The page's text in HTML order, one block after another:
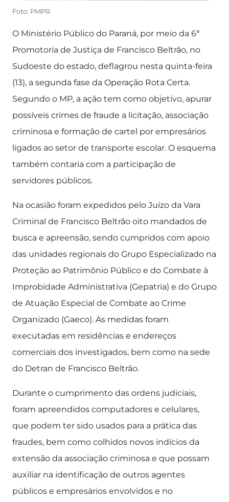
Foto: PMPR
O Ministério Público do Paraná, por meio da 6ª
Promotoria de Justiça de Francisco Beltrão, no
Sudoeste do estado, deflagrou nesta quinta-feira
(13), a segunda fase da Operação Rota Certa.
Segundo o MP, a ação tem como objetivo, apurar
possíveis crimes de fraude a licitação, associação
criminosa e formação de cartel por empresários
ligados ao setor de transporte escolar. O esquema
também contaria com a participação de
servidores públicos.
Na ocasião foram expedidos pelo Juízo da Vara
Criminal de Francisco Beltrão oito mandados de
busca e apreensão, sendo cumpridos com apoio
das unidades regionais do Grupo Especializado na
Proteção ao Patrimônio Público e do Combate à
Improbidade Administrativa (Gepatria) e do Grupo
de Atuação Especial de Combate ao Crime
Organizado (Gaeco). As medidas foram
executadas em residências e endereços
comerciais dos investigados, bem como na sede
do Detran de Francisco Beltrão.
Durante o cumprimento das ordens judiciais,
foram apreendidos computadores e celulares,
que podem ter sido usados para a prática das
fraudes, bem como colhidos novos indícios da
extensão da associação criminosa e que possam
auxiliar na identificação de outros agentes
públicos e empresários envolvidos e no